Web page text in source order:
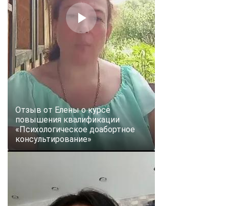
Отзыв от Елены о курсе
повышения квалификации
«Психологическое доабортное
консультирование»